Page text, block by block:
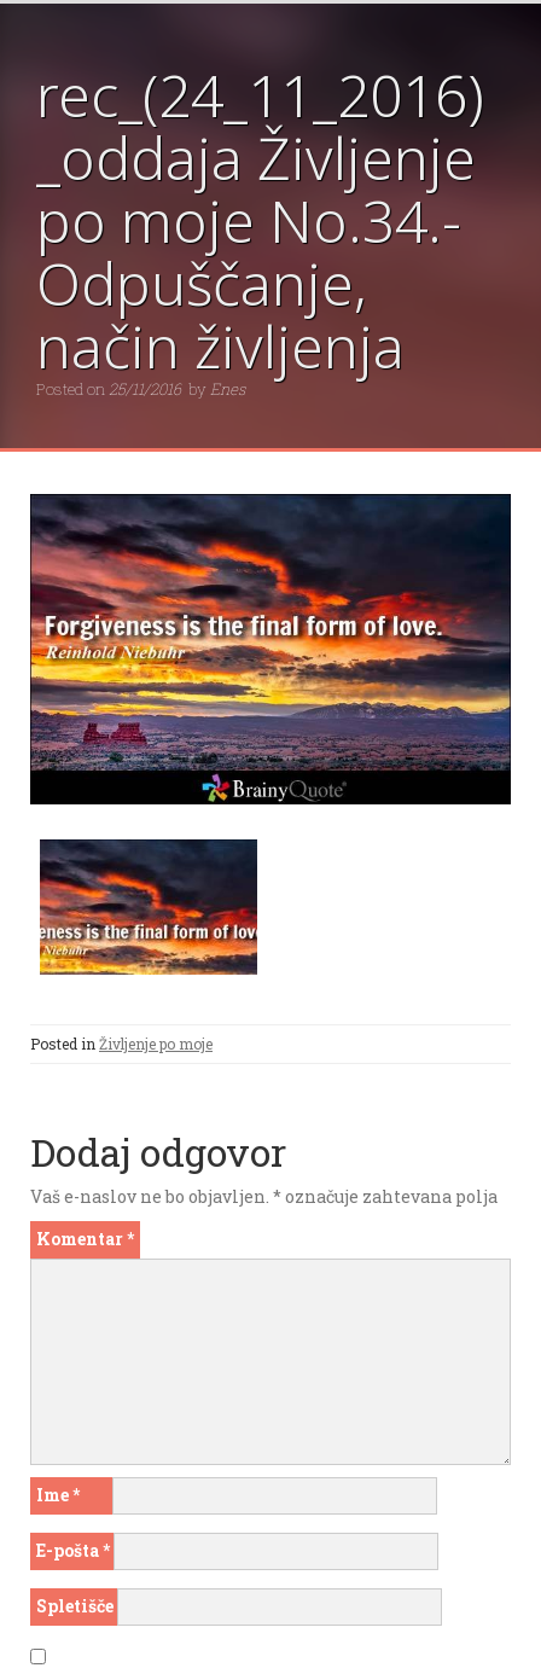
rec_(24_11_2016)
_oddaja Življenje
po moje No.34.-
Odpuščanje,
način življenja
Posted on25/11/2016 by Enes
Posted in Življenje po moje
Dodaj odgovor
Vaš e-naslov ne bo objavljen. *označuje zahtevana polja
Komentar*
Ime*
E-pošta*
Spletišče